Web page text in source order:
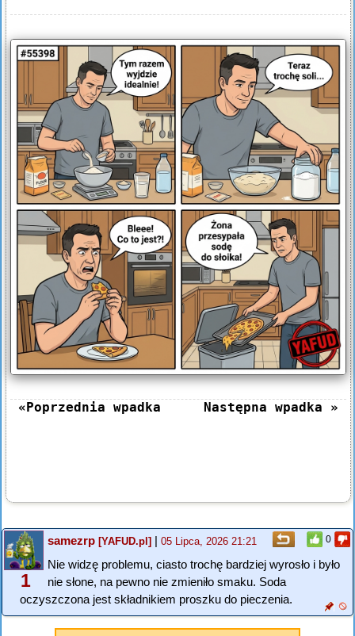
«Poprzednia wpadka Następna wpadka »
0
1
samezrp [YAFUD.pl] | 05 Lipca, 2026 21:21
Nie widzę problemu, ciasto trochę bardziej wyrosło i było
nie słone, na pewno nie zmieniło smaku. Soda
oczyszczona jest składnikiem proszku do pieczenia.